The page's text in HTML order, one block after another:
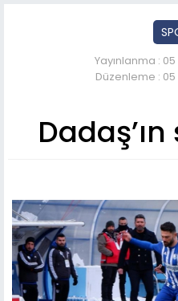
Yayınlanma :
Düzenleme : 05